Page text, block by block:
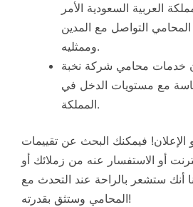
العربية السعودية الأمر
التواصل مع المدين
وممثليه.
خدمات محامي شركة نخبة
مع مستويات الدخل في
المملكة.
الإعلان! فيمكنك البحث عن تقييمات
أو الاستفسار عنه من زملائك أو
أنك ستشعر بالراحة عند التحدث مع
المحامي وستثق بقدرته!